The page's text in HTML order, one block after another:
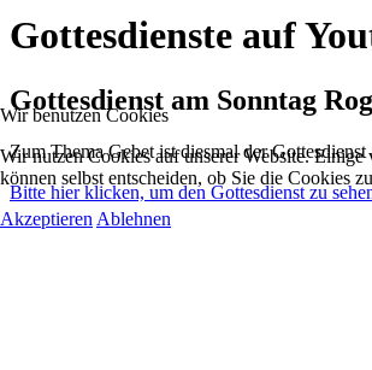
Gottesdienste auf
Gottesdienst am Sonntag
Zum Thema Gebet ist diesmal der
Bitte hier klicken, um den Gottesdienst zu
Wir benutzen Cookies
Wir nutzen Cookies auf unserer Website.
können selbst entscheiden, ob Sie die Cookies
Akzeptieren Ablehnen